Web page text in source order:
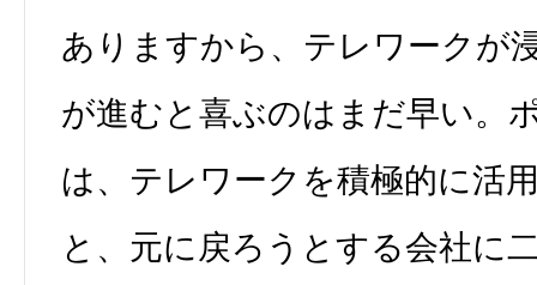
ありますから、テレワークが
が進むと喜ぶのはまだ早い。
は、テレワークを積極的に活
と、元に戻ろうとする会社に